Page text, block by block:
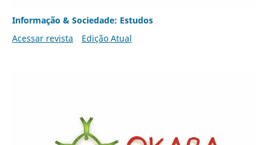
Informação & Sociedade: Estudos
Acessar revista
Edição Atual